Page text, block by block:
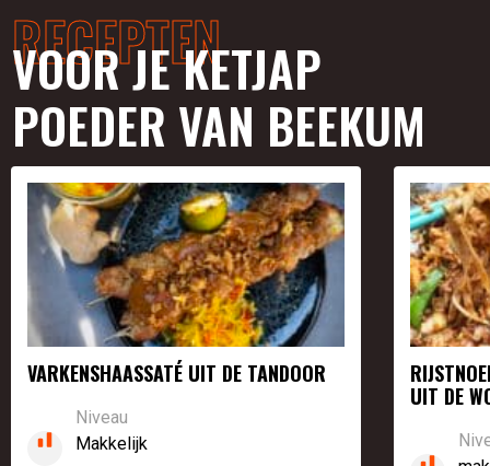
RECEPTEN
VOOR JE KETJAP
POEDER VAN BEEKUM
VARKENSHAASSATÉ UIT DE TANDOOR
Niveau
Makkelijk
UIT DE